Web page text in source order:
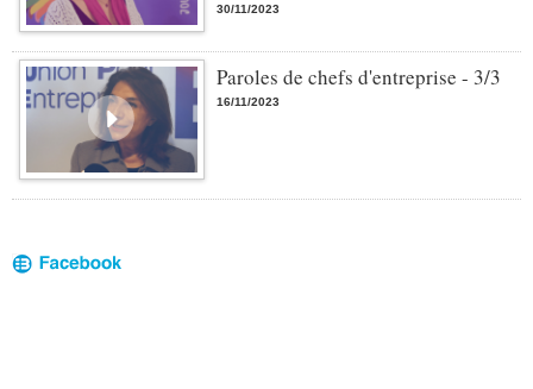
30/11/2023
Paroles de chefs d'entreprise - 3/3
16/11/2023